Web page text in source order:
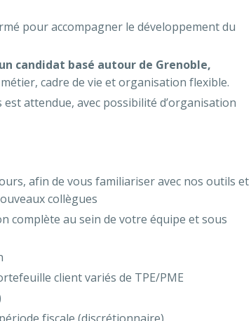
pour accompagner le développement du
candidat basé autour de Grenoble,
cadre de vie et organisation flexible.
attendue, avec possibilité d’organisation
afin de vous familiariser avec nos outils et
collègues
complète au sein de votre équipe et sous
client variés de TPE/PME